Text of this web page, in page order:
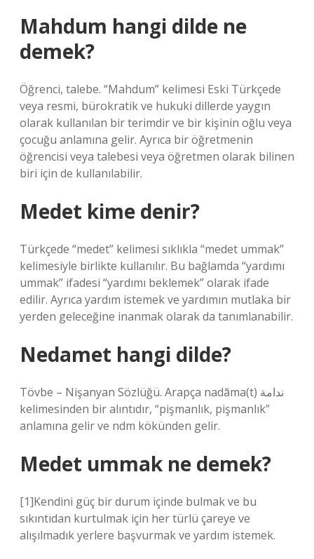
Mahdum hangi dilde ne
demek?
Öğrenci, talebe. “Mahdum” kelimesi Eski Türkçede
veya resmi, bürokratik ve hukuki dillerde yaygın
olarak kullanılan bir terimdir ve bir kişinin oğlu veya
çocuğu anlamına gelir. Ayrıca bir öğretmenin
öğrencisi veya talebesi veya öğretmen olarak bilinen
biri için de kullanılabilir.
Medet kime denir?
Türkçede “medet” kelimesi sıklıkla “medet ummak”
kelimesiyle birlikte kullanılır. Bu bağlamda “yardımı
ummak” ifadesi “yardımı beklemek” olarak ifade
edilir. Ayrıca yardım istemek ve yardımın mutlaka bir
yerden geleceğine inanmak olarak da tanımlanabilir.
Nedamet hangi dilde?
Tövbe – Nişanyan Sözlüğü. Arapça nadāma(t) ندامة
kelimesinden bir alıntıdır, “pişmanlık, pişmanlık”
anlamına gelir ve ndm kökünden gelir.
Medet ummak ne demek?
[1]Kendini güç bir durum içinde bulmak ve bu
sıkıntıdan kurtulmak için her türlü çareye ve
alışılmadık yerlere başvurmak ve yardım istemek.